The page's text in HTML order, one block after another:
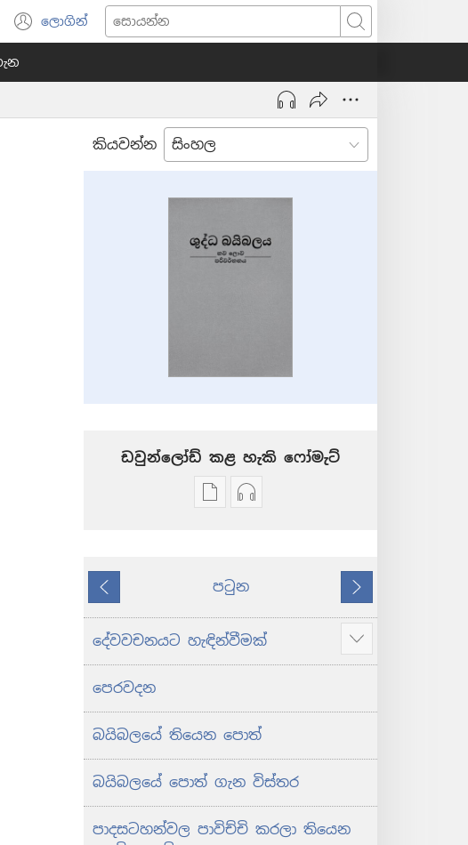
ලොගින්
(opens
new
සොයන්න
කියවන්න
ඩවුන්ලෝඩ් කළ හැකි ‍‍ෆෝමැට්
ප්‍රකාශන
ක්‍රම
බයිබලය
-
පරිවර්තනය
(2024 සංශෝධනය)
ඕඩියෝ
ක්‍රම
බයිබලය
-
පරිවර්තනය
(2024 සංශෝධනය)
කලින්
පටුන
ඊළඟ
දේවවචනයට හැඳින්වීමක්
Show
more
පෙරවදන
බයිබලයේ තියෙන පොත්
බයිබලයේ පොත් ගැන විස්තර
පාදසටහන්වල පාවිච්චි කරලා තියෙන